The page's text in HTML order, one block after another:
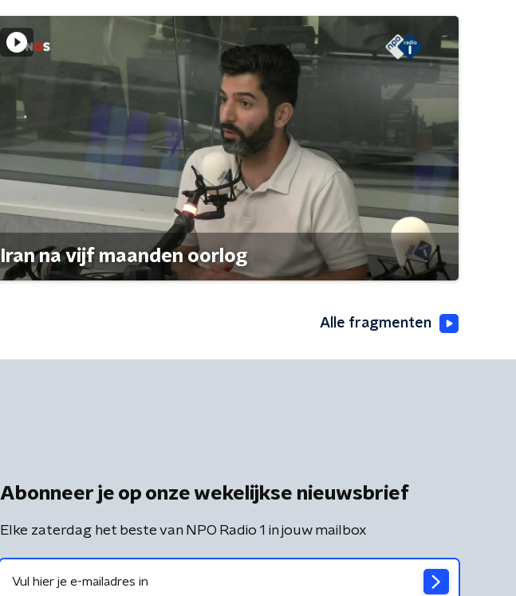
Iran na vijf maanden oorlog
Alle fragmenten
Abonneer je op onze wekelijkse nieuwsbrief
Elke zaterdag het beste van NPO Radio 1 in jouw mailbox